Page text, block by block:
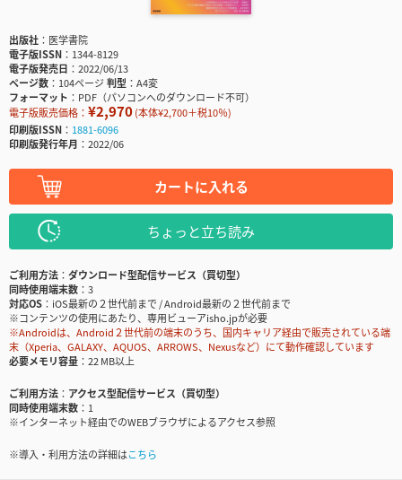
出版社
医学書院
電子版ISSN
1344-8129
電子版発売日
2022/06/13
ページ数
104ページ判型
A4変
フォーマット
PDF（パソコンへのダウンロード不可）
電子版販売価格： ¥2,970(本体¥2,700＋税10％)
印刷版ISSN
1881-6096
印刷版発行年月
2022/06
カートに入れる
ちょっと立ち読み
ご利用方法
ダウンロード型配信サービス（買切型）
同時使用端末数
3
対応OS
iOS最新の２世代前まで / Android最新の２世代前まで
※コンテンツの使用にあたり、専用ビューアisho.jpが必要
※Androidは、Android２世代前の端末のうち、国内キャリア経由で販売されている端
末（Xperia、GALAXY、AQUOS、ARROWS、Nexusなど）にて動作確認しています
必要メモリ容量
22 MB以上
ご利用方法
アクセス型配信サービス（買切型）
同時使用端末数
1
※インターネット経由でのWEBブラウザによるアクセス参照
※導入・利用方法の詳細はこちら